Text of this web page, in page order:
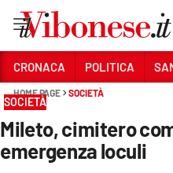
Sezioni
CRONACA
POLITICA
CRONACA POLITICA
HOME PAGE SOCIETÀ
SOCIETÀ
Mileto, cimitero
emergenza loculi